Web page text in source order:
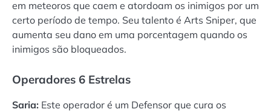
em meteoros que caem e atordoam os inimigos por um
certo período de tempo. Seu talento é Arts Sniper, que
aumenta seu dano em uma porcentagem quando os
inimigos são bloqueados.
Operadores 6 Estrelas
Saria: Este operador é um Defensor que cura os